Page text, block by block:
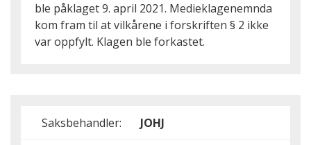
ble påklaget 9. april 2021. Medieklagenemnda
kom fram til at vilkårene i forskriften § 2 ikke
var oppfylt. Klagen ble forkastet.
Saksbehandler: JOHJ